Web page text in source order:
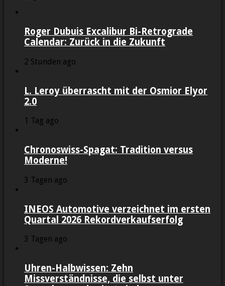
Roger Dubuis Excalibur Bi-Retrograde
Calendar: Zurück in die Zukunft
2 Stunden ago
L. Leroy überrascht mit der Osmior Elyor
2.0
1 Tag ago
Chronoswiss-Spagat: Tradition versus
Moderne!
3 Tagen ago
INEOS Automotive verzeichnet im ersten
Quartal 2026 Rekordverkaufserfolg
3 Tagen ago
Uhren-Halbwissen: Zehn
Missverständnisse, die selbst unter